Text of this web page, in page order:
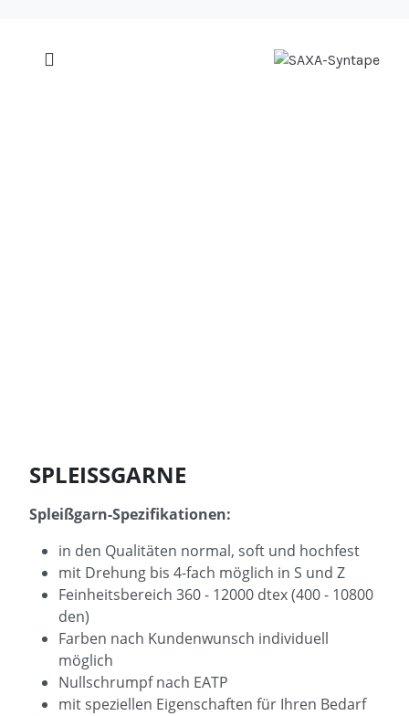
SPLEISSGARNE
Spleißgarn-Spezifikationen:
in den Qualitäten normal, soft und hochfest
mit Drehung bis 4-fach möglich in S und Z
Feinheitsbereich 360 - 12000 dtex (400 - 10800
den)
Farben nach Kundenwunsch individuell
möglich
Nullschrumpf nach EATP
mit speziellen Eigenschaften für Ihren Bedarf